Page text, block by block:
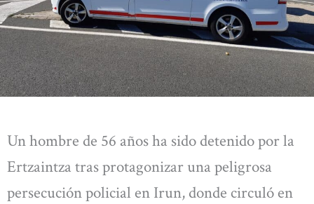
Un hombre de 56 años ha sido detenido por la
Ertzaintza tras protagonizar una peligrosa
persecución policial en Irun, donde circuló en